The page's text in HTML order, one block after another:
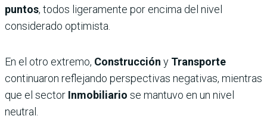
puntos, todos ligeramente por encima del nivel
considerado optimista.
En el otro extremo, Construcción y Transporte
continuaron reflejando perspectivas negativas, mientras
que el sector Inmobiliario se mantuvo en un nivel
neutral.